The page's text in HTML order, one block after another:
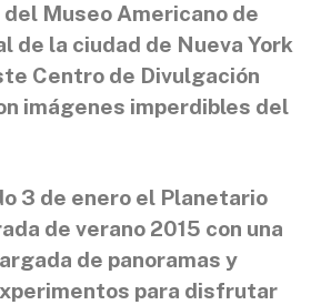
Museo Americano de
de la ciudad de Nueva York
Centro de Divulgación
imágenes imperdibles del
3 de enero el Planetario
de verano 2015 con una
de panoramas y
para disfrutar